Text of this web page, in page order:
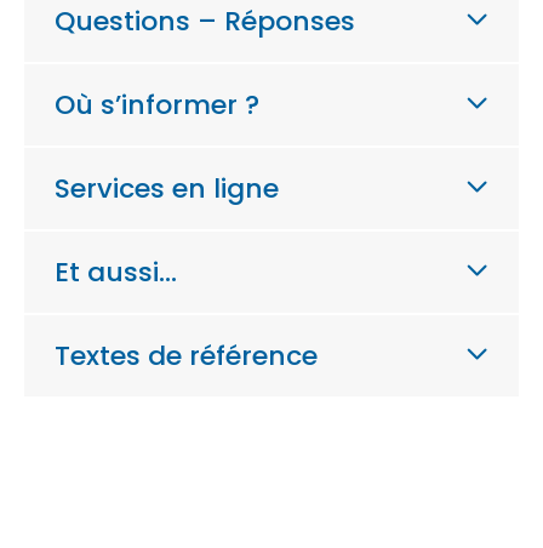
Questions – Réponses
Où s’informer ?
Services en ligne
Et aussi…
Textes de référence